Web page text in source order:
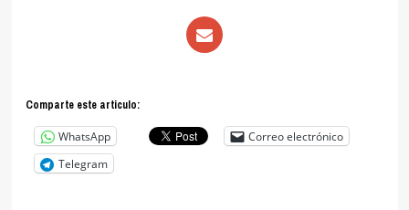
Comparte este articulo:
WhatsApp
Correo electrónico
Telegram